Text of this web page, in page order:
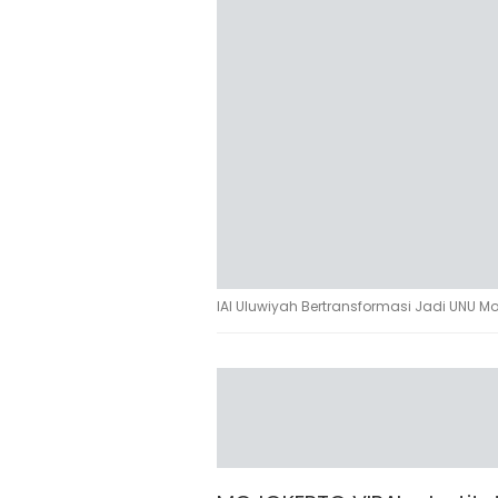
IAI Uluwiyah Bertransformasi Jadi UNU